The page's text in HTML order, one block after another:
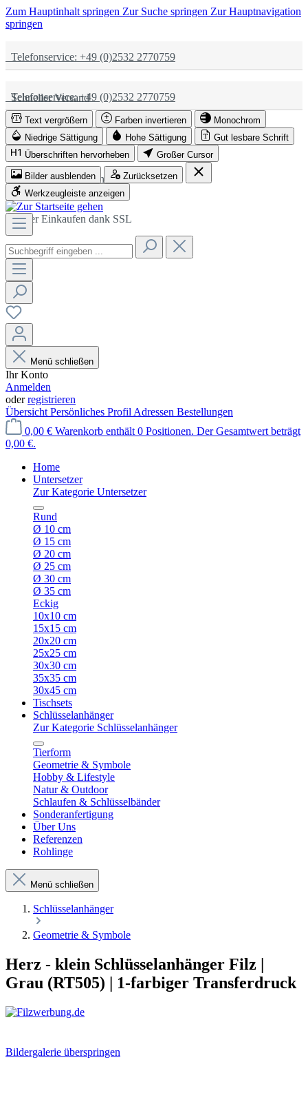
Zum Hauptinhalt springen Zur Suche springen Zur Hauptnavigation
springen
Telefonservice: +49 (0)2532 2770759
Schneller Versand
Partnerschaftlich
Sicher Einkaufen dank SSL
Telefonservice: +49 (0)2532 2770759
Schneller Versand
Partnerschaftlich
Sicher Einkaufen dank SSL
Text vergrößern Farben invertieren
Monochrom
Niedrige Sättigung
Hohe Sättigung
Gut lesbare Schrift
Überschriften hervorheben
Großer Cursor
Bilder ausblenden
Zurücksetzen
Werkzeugleiste anzeigen
Menü schließen
Ihr Konto
Anmelden
oderregistrieren
Übersicht Persönliches Profil Adressen Bestellungen
0,00 € Warenkorb enthält 0 Positionen. Der Gesamtwert beträgt
0,00 €.
Home
Untersetzer
Zur Kategorie Untersetzer
Rund
Ø 10 cm
Ø 15 cm
Ø 20 cm
Ø 25 cm
Ø 30 cm
Ø 35 cm
Eckig
10x10 cm
15x15 cm
20x20 cm
25x25 cm
30x30 cm
35x35 cm
30x45 cm
Tischsets
Schlüsselanhänger
Zur Kategorie Schlüsselanhänger
Tierform
Geometrie & Symbole
Hobby & Lifestyle
Natur & Outdoor
Schlaufen & Schlüsselbänder
Sonderanfertigung
Über Uns
Referenzen
Rohlinge
Menü schließen
Schlüsselanhänger
Geometrie & Symbole
Herz - klein Schlüsselanhänger Filz |
Grau (RT505) | 1-farbiger Transferdruck
Bildergalerie überspringen